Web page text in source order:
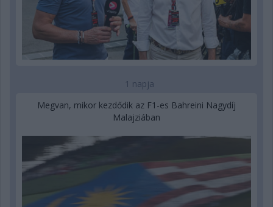
1 napja
Megvan, mikor kezdődik az F1-es Bahreini Nagydíj
Malajziában